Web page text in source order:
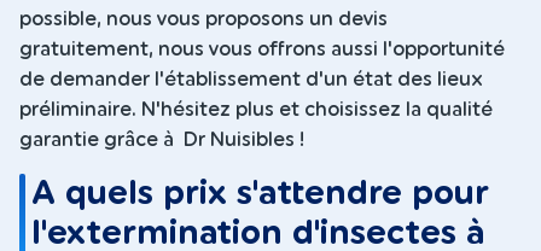
possible, nous vous proposons un devis
gratuitement, nous vous offrons aussi l'opportunité
de demander l'établissement d'un état des lieux
préliminaire. N'hésitez plus et choisissez la qualité
garantie grâce à Dr Nuisibles !
A quels prix s'attendre pour
l'extermination d'insectes à